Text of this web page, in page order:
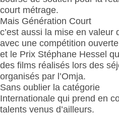
court métrage.
Mais Génération Court
c’est aussi la mise en valeur
avec une compétition
et le Prix Stéphane Hessel
des films réalisés lors des
organisés par l’Omja.
Sans oublier la catégorie
Internationale qui prend en
talents venus d’ailleurs.